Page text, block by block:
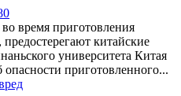
0
время приготовления
китайские
университета Китая
приготовленного...